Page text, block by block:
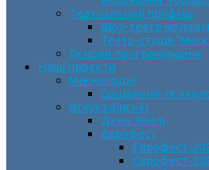
Театральний профіль
Шоу-театр
Театр-студія
Основи програмування
Наші проєкти
Міжнародні
Соціально-
Всеукраїнські
День Землі
Єврофест
Єврофест-
Єврофест-